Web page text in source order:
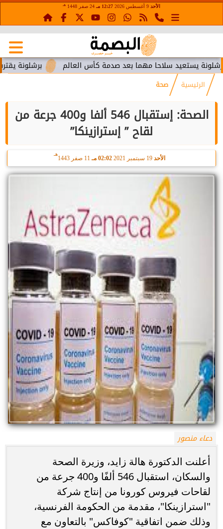
الأحد 12:27 مـ 24 صفر 1448 هـ
برشلونة يقترب من سلاحا مهما بعد صدمة كأس العالم
الرئيسية صحة
الصحة: إستقبال 546 ألفا و400 جرعة من
لقاح ” إسترازينكا”
الأحد 02:02 مـ 11 صفر 1443
هـ
دعاء منصور
أعلنت الدكتورة هالة زايد، وزيرة الصحة
والسكان، استقبال 546 ألفًا و400 جرعة من
لقاحات فيروس كورونا من إنتاج شركة
"استرازينكا"، مقدمة من الحكومة الفرنسية،
وذلك ضمن اتفاقية "كوفاكس" بالتعاون مع